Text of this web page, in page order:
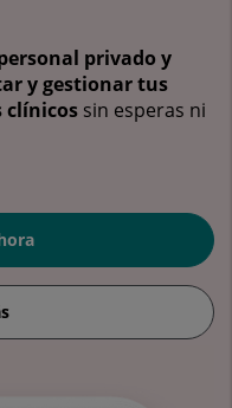
privado y
y gestionar tus
clínicos sin esperas ni